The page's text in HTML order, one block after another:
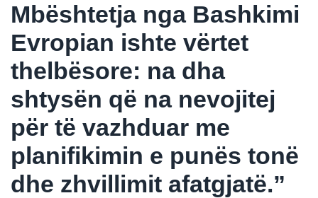
Mbështetja nga Bashkimi
Evropian ishte vërtet
thelbësore: na dha
shtysën që na nevojitej
për të vazhduar me
planifikimin e punës tonë
dhe zhvillimit afatgjatë.”